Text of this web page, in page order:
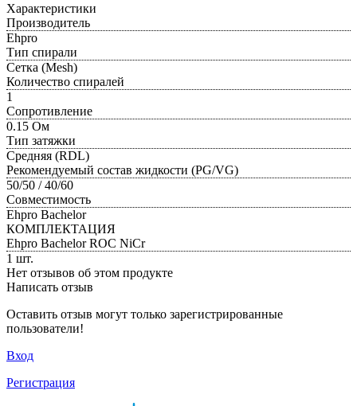
Характеристики
Производитель
Ehpro
Тип спирали
Сетка (Mesh)
Количество спиралей
1
Сопротивление
0.15 Ом
Тип затяжки
Средняя (RDL)
Рекомендуемый состав жидкости (PG/VG)
50/50 / 40/60
Совместимость
Ehpro Bachelor
КОМПЛЕКТАЦИЯ
Ehpro Bachelor ROC NiCr
1 шт.
Нет отзывов об этом продукте
Написать отзыв
Оставить отзыв могут только зарегистрированные
пользователи!
Вход
Регистрация